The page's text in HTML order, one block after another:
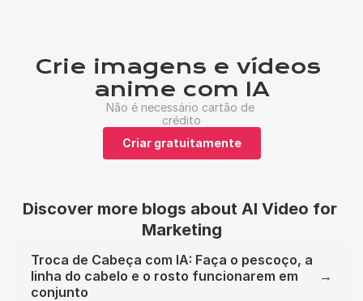
Crie imagens e vídeos
anime com IA
Não é necessário cartão de
crédito
Criar gratuitamente
Discover more blogs about AI Video for
Marketing
Troca de Cabeça com IA: Faça o pescoço, a
linha do cabelo e o rosto funcionarem em
conjunto
→